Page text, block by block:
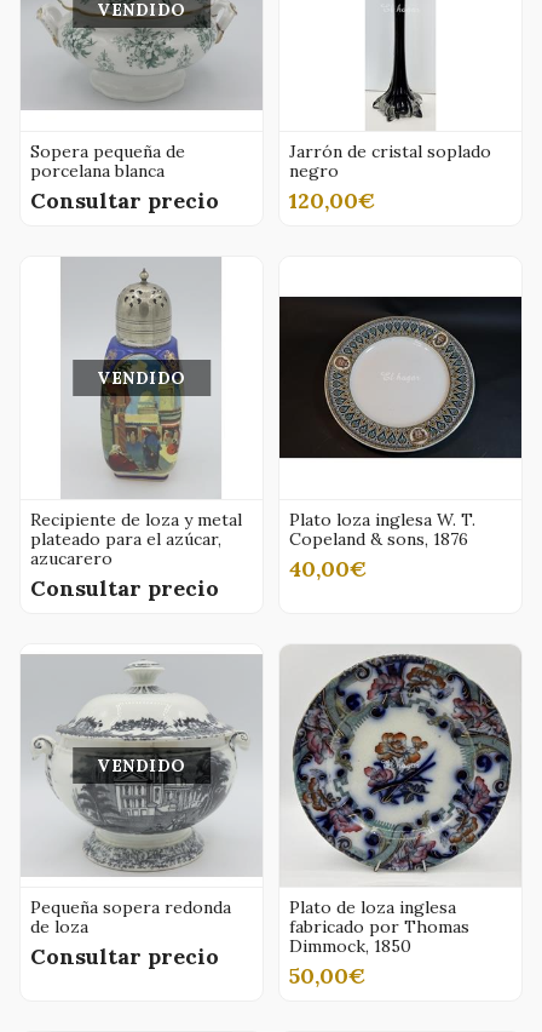
VENDIDO
Sopera pequeña de
porcelana blanca
Consultar precio
Jarrón de cristal soplado
negro
120,00€
VENDIDO
Recipiente de loza y metal
plateado para el azúcar,
azucarero
Consultar precio
Plato loza inglesa W. T.
Copeland & sons, 1876
40,00€
VENDIDO
Pequeña sopera redonda
de loza
Consultar precio
Plato de loza inglesa
fabricado por Thomas
Dimmock, 1850
50,00€